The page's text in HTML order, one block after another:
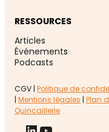
RESSOURCES
Articles
Événements
Podcasts
CGV | Politique de
| Mentions légales | Plan
Quincaillerie